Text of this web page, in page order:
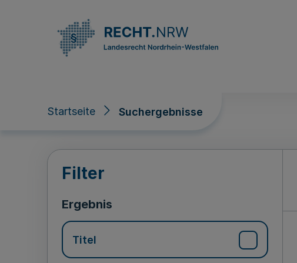
Startseite Suchergebnisse
Suchergebnisse
Filter
Ergebnis
Titel